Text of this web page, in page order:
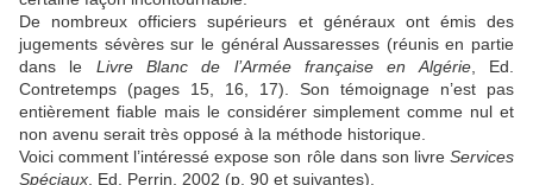
De nombreux officiers supérieurs et généraux ont émis des
jugements sévères sur le général Aussaresses (réunis en partie
dans le Livre Blanc de l’Armée française en Algérie, Ed.
Contretemps (pages 15, 16, 17). Son témoignage n’est pas
entièrement fiable mais le considérer simplement comme nul et
non avenu serait très opposé à la méthode historique.
Voici comment l’intéressé expose son rôle dans son livre Services
Spéciaux , Ed. Perrin, 2002 (p. 90 et suivantes).